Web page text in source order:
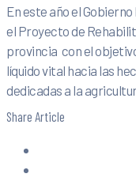
En este año el
el Proyecto de
provincia con el
líquido vital hacia las
dedicadas a la
Share Article